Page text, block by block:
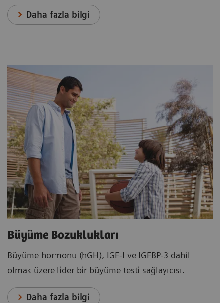
Daha fazla bilgi
Büyüme Bozuklukları
Büyüme hormonu (hGH), IGF-I ve IGFBP-3 dahil
olmak üzere lider bir büyüme testi sağlayıcısı.
Daha fazla bilgi